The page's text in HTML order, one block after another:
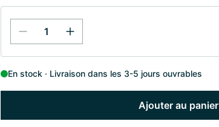
En stock Livraison dans les 3-5 jours ouvrables
Ajouter au panier